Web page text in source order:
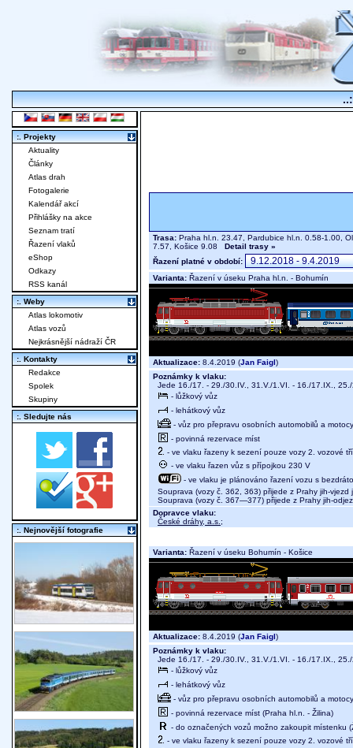
Trasa: Praha hl.n. 23.47, Pardubice hl.n. 0.58-1.00,
7.57, Košice 9.08 Detail trasy »
Řazení platné v období:
Varianta: Řazení v úseku Praha hl.n. - Bohumín
Aktualizace: 8.4.2019 (Jan Faigl)
Poznámky k vlaku:
Jede 16./17. - 29./30.IV., 31.V./1.VI. - 16./17.IX.,
- lůžkový vůz
- lehátkový vůz
- vůz pro přepravu osobních automobilů a
- povinná rezervace míst
- ve vlaku řazeny k sezení pouze vozy 2. vozové
- ve vlaku řazen vůz s přípojkou 230 V
- ve vlaku je plánováno řazení vozu s
Souprava (vozy č. 362, 363) přijede z Prahy jih-
Souprava (vozy č. 367—377) přijede z Prahy jih-
Dopravce vlaku:
České dráhy, a.s. ;
Varianta: Řazení v úseku Bohumín - Košice
Aktualizace: 8.4.2019 (Jan Faigl)
Poznámky k vlaku:
Jede 16./17. - 29./30.IV., 31.V./1.VI. - 16./17.IX.,
- lůžkový vůz
- lehátkový vůz
- vůz pro přepravu osobních automobilů a
- povinná rezervace míst (Praha hl.n. - Žilina)
- do označených vozů možno zakoupit místenku
- ve vlaku řazeny k sezení pouze vozy 2. vozové
:. Projekty
Aktuality
Články
Atlas drah
Fotogalerie
Kalendář akcí
Přihlášky na akce
Seznam tratí
Řazení vlaků
eShop
Odkazy
RSS kanál
:. Weby
Atlas lokomotiv
Atlas vozů
Nejkrásnější nádraží ČR
:. Kontakty
Redakce
Spolek
Skupiny
:. Sledujte nás
:. Nejnovější fotografie